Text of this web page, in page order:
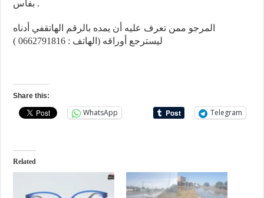
بفاس .
المرجو ممن تعرف عليه أن يمده بالرقم الهاتقفي أدناه
ليسترجع أوراقه (الهاتف : 0662791816 )
Share this:
WhatsApp Telegram
Related